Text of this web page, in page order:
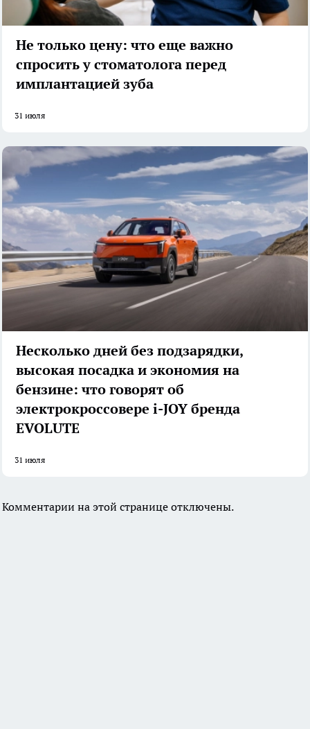
Не только цену: что еще важно
спросить у стоматолога перед
имплантацией зуба
31 июля
Несколько дней без подзарядки,
высокая посадка и экономия на
бензине: что говорят об
электрокроссовере i-JOY бренда
EVOLUTE
31 июля
Комментарии на этой странице отключены.